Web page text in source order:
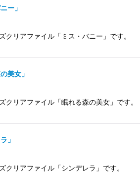
ー」
クリアファイル「ミス・バニー」です。
美女」
クリアファイル「眠れる森の美女」です。
」
クリアファイル「シンデレラ」です。